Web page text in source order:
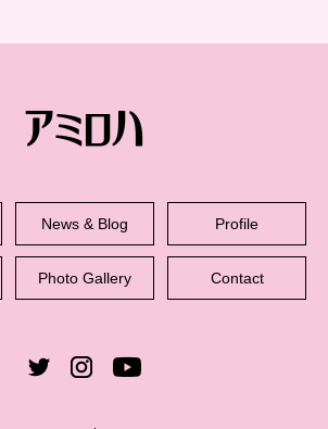
News & Blog Profile
Photo Gallery Contact